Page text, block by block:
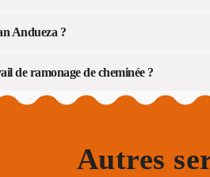
Andueza ?
de ramonage de cheminée ?
Autres